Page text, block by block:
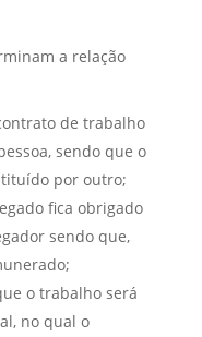
a relação
de trabalho
sendo que o
por outro;
fica obrigado
sendo que,
o trabalho será
no qual o